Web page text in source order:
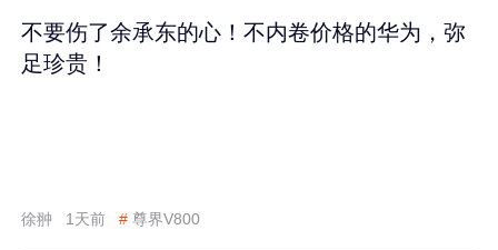
不要伤了余承东的心！不内卷价格的华为，弥
足珍贵！
徐翀 1天前 # 尊界V800